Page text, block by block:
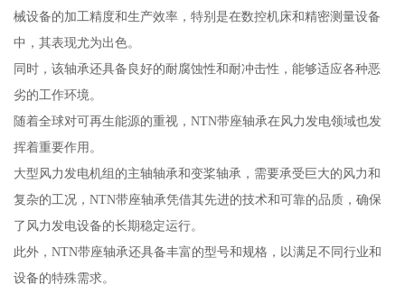
械设备的加工精度和生产效率，特别是在数控机床和精密测量设备
中，其表现尤为出色。
同时，该轴承还具备良好的耐腐蚀性和耐冲击性，能够适应各种恶
劣的工作环境。
随着全球对可再生能源的重视，NTN带座轴承在风力发电领域也发
挥着重要作用。
大型风力发电机组的主轴轴承和变桨轴承，需要承受巨大的风力和
复杂的工况，NTN带座轴承凭借其先进的技术和可靠的品质，确保
了风力发电设备的长期稳定运行。
此外，NTN带座轴承还具备丰富的型号和规格，以满足不同行业和
设备的特殊需求。